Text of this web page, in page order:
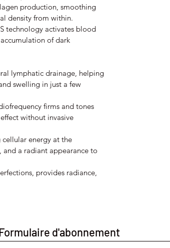
production, smoothing
density from within.
technology activates blood
of dark
lymphatic drainage, helping
swelling in just a few
firms and tones
without invasive
energy at the
a radiant appearance to
provides radiance,
d'abonnement